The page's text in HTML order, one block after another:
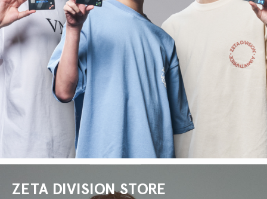
ZETA DIVISION STORE